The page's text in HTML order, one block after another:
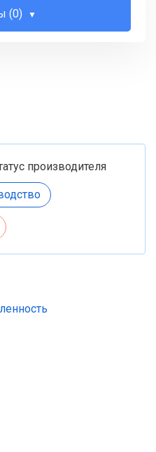
(0)
производителя